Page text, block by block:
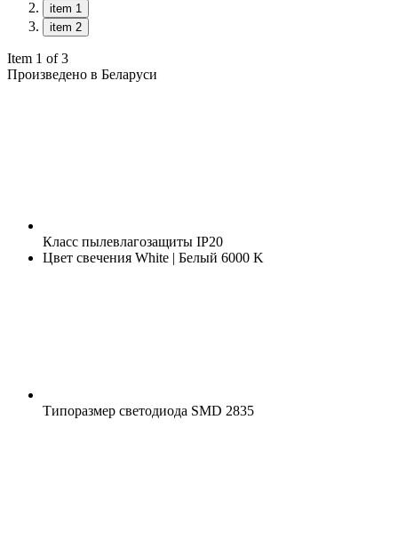
item 1
item 2
Item 1 of 3
Произведено в Беларуси
Класс пылевлагозащиты IP20
Цвет свечения White | Белый 6000 K
Типоразмер светодиода SMD 2835